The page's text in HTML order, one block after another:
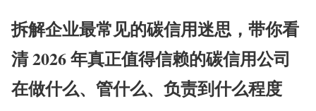
拆解企业最常见的碳信用迷思，带你看
清 2026 年真正值得信赖的碳信用公司
在做什么、管什么、负责到什么程度